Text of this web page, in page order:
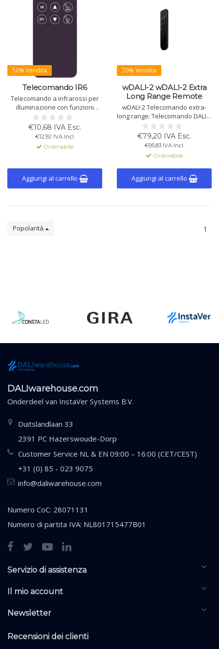
50% Vendita
Telecomando IR6
Telecomando a infrarossi per
illuminazione con funzioni
on/off, dimmer e automatico.
Portata fino a 20 m.
€10,68 IVA Esc.
€12,92 IVA Incl.
Ordinabile
Aggiungi al carrello
20% Vendita
wDALI-2 wDALI-2 Extra
Long Range Remote
wDALI-2 Telecomando extra-
long range: Telecomando DALI-2
wireless (4 tasti), portata fino a
800 m esterno / 100–500 m
interno. Dimmer,
commutazione, scene, DT8;
configurabile per tasto via DALI
Cockpit. Disponibile con tasti
simbolici.
€79,20 IVA Esc.
€95,83 IVA Incl.
Ordinabile
Aggiungi al carrello
Popolarità 1
DALIwarehouse.com
Onderdeel van InstaVer Systems B.V.
Duitslandlaan 33
2391 PC Hazerswoude-Dorp
Customer Service NL & EN 09:00 – 16:00 (CET/CEST)
+31 (0) 85 - 023 9075
info@daliwarehouse.com
Numero CoC: 28071131
Numero di partita IVA: NL801715477B01
Servizio di assistenza
Il mio account
Newsletter
Recensioni dei clienti